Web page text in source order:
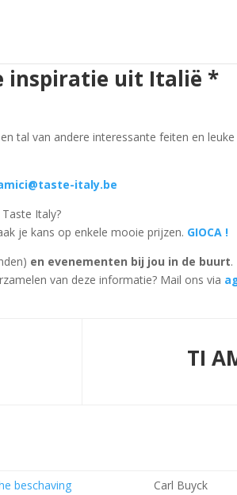
inspiratie uit Italië *
tal van andere interessante feiten en
italy.be
Italy?
je kans op enkele mooie prijzen. GIOCA !
en evenementen bij jou in de buurt.
van deze informatie? Mail ons via
TI
beschaving Carl Buyck